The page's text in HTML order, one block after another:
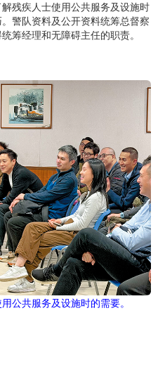
残疾人士使用公共服务及设施时
警队资料及公开资料统筹总督察
筹经理和无障碍主任的职责。
公共服务及设施时的需要。